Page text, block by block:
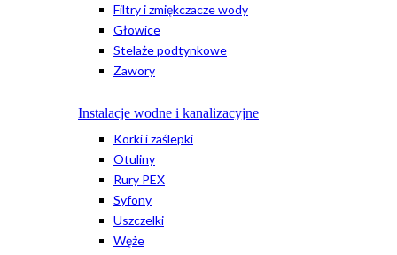
Filtry i zmiękczacze wody
Głowice
Stelaże podtynkowe
Zawory
Instalacje wodne i kanalizacyjne
Korki i zaślepki
Otuliny
Rury PEX
Syfony
Uszczelki
Węże